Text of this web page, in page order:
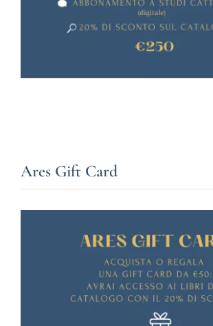
Ares Gift Card